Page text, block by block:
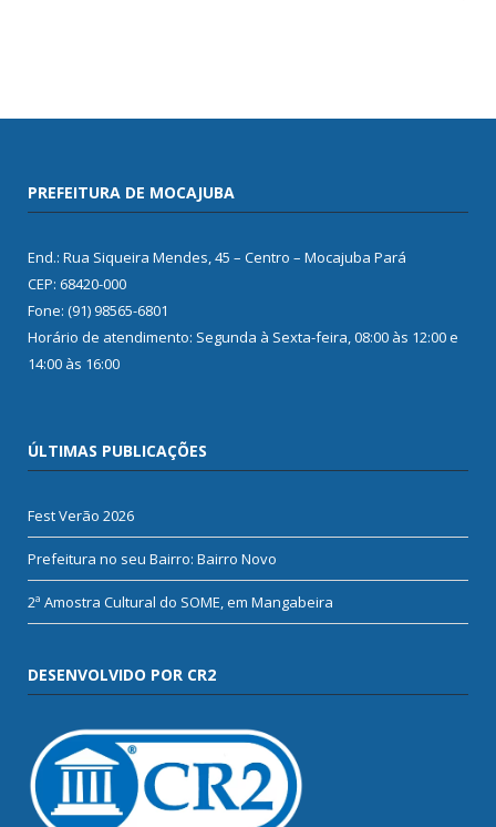
PREFEITURA DE MOCAJUBA
End.: Rua Siqueira Mendes, 45 – Centro – Mocajuba Pará
CEP: 68420-000
Fone: (91) 98565-6801
Horário de atendimento: Segunda à Sexta-feira, 08:00 às 12:00 e
14:00 às 16:00
ÚLTIMAS PUBLICAÇÕES
Fest Verão 2026
Prefeitura no seu Bairro: Bairro Novo
2ª Amostra Cultural do SOME, em Mangabeira
DESENVOLVIDO POR CR2